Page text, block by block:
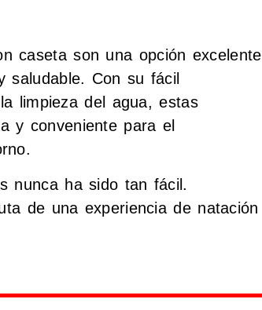
caseta son una opción excelente
saludable. Con su fácil
limpieza del agua, estas
y conveniente para el
nunca ha sido tan fácil.
de una experiencia de natación